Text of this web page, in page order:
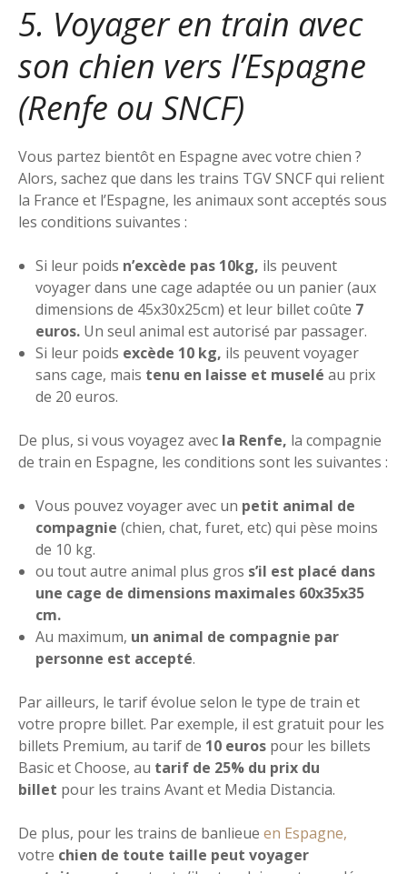
5. Voyager en train avec
son chien vers l’Espagne
(Renfe ou SNCF)
Vous partez bientôt en Espagne avec votre chien ?
Alors, sachez que dans les trains TGV SNCF qui relient
la France et l’Espagne, les animaux sont acceptés sous
les conditions suivantes :
Si leur poids n’excède pas 10kg, ils peuvent
voyager dans une cage adaptée ou un panier (aux
dimensions de 45x30x25cm) et leur billet coûte 7
euros. Un seul animal est autorisé par passager.
Si leur poids excède 10 kg, ils peuvent voyager
sans cage, mais tenu en laisse et muselé au prix
de 20 euros.
De plus, si vous voyagez avec la Renfe, la compagnie
de train en Espagne, les conditions sont les suivantes :
Vous pouvez voyager avec un petit animal de
compagnie (chien, chat, furet, etc) qui pèse moins
de 10 kg.
ou tout autre animal plus gros s’il est placé dans
une cage de dimensions maximales 60x35x35
cm.
Au maximum, un animal de compagnie par
personne est accepté.
Par ailleurs, le tarif évolue selon le type de train et
votre propre billet. Par exemple, il est gratuit pour les
billets Premium, au tarif de 10 euros pour les billets
Basic et Choose, au tarif de 25% du prix du
billet pour les trains Avant et Media Distancia.
De plus, pour les trains de banlieue en Espagne,
votre chien de toute taille peut voyager